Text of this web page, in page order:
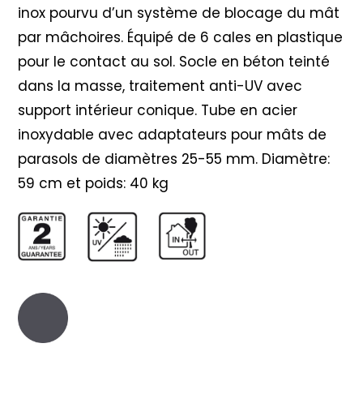
inox pourvu d’un système de blocage du mât
par mâchoires. Équipé de 6 cales en plastique
pour le contact au sol. Socle en béton teinté
dans la masse, traitement anti-UV avec
support intérieur conique. Tube en acier
inoxydable avec adaptateurs pour mâts de
parasols de diamètres 25-55 mm. Diamètre:
59 cm et poids: 40 kg